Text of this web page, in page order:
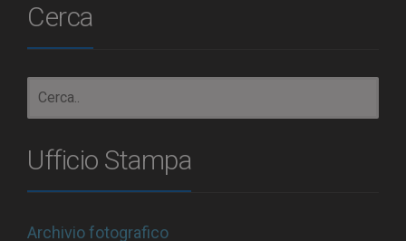
Cerca
Ufficio Stampa
Archivio fotografico